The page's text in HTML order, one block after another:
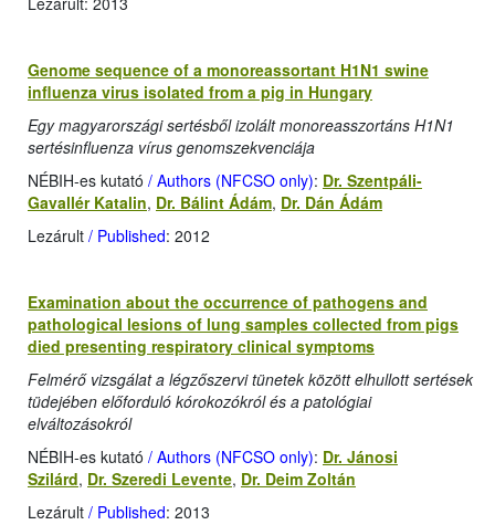
Genome sequence of a monoreassortant H1N1 swine
influenza virus isolated from a pig in Hungary
Egy magyarországi sertésből izolált monoreasszortáns H1N1
sertésinfluenza vírus genomszekvenciája
NÉBIH-es kutató / Authors (NFCSO only): Dr. Szentpáli-
Gavallér Katalin, Dr. Bálint Ádám, Dr. Dán Ádám
Lezárult / Published: 2012
Examination about the occurrence of pathogens and
pathological lesions of lung samples collected from pigs
died presenting respiratory clinical symptoms
Felmérő vizsgálat a légzőszervi tünetek között elhullott sertések
tüdejében előforduló kórokozókról és a patológiai
elváltozásokról
NÉBIH-es kutató / Authors (NFCSO only): Dr. Jánosi
Szilárd, Dr. Szeredi Levente, Dr. Deim Zoltán
Lezárult / Published: 2013